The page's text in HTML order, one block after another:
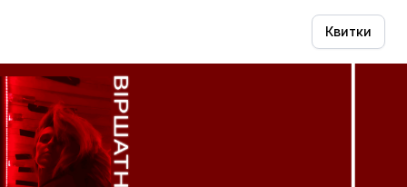
Квитки